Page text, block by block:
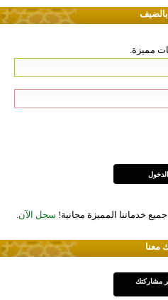
مميزة.
خدماتنا المميزة مجانية! سجل الآن.
معنا
مشاركتك